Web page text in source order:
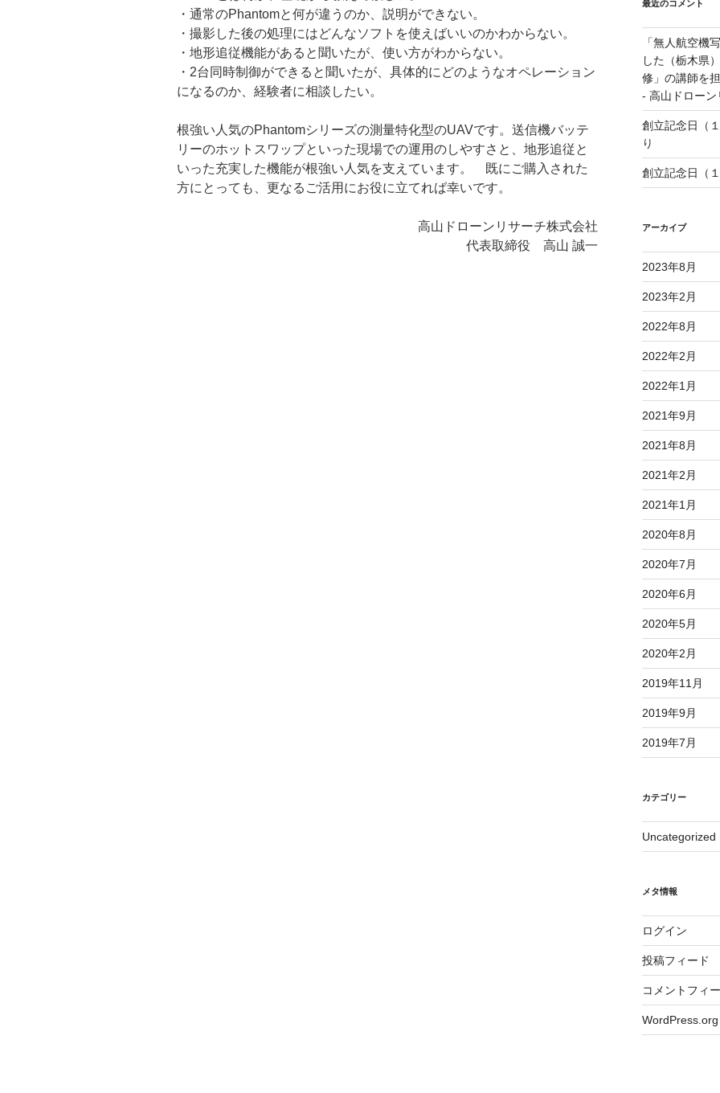
・通常のPhantomと何が違うのか、説明ができない。
・撮影した後の処理にはどんなソフトを使えばいいのかわからない。
・地形追従機能があると聞いたが、使い方がわからない。
・2台同時制御ができると聞いたが、具体的にどのようなオペレーション
になるのか、経験者に相談したい。
根強い人気のPhantomシリーズの測量特化型のUAVです。送信機バッテ
リーのホットスワップといった現場での運用のしやすさと、地形追従と
いった充実した機能が根強い人気を支えています。 既にご購入された
方にとっても、更なるご活用にお役に立てれば幸いです。
高山ドローンリサーチ株式会社
代表取締役 高山 誠一
最近のコメント
「無人航空機
した（栃木県）
修」の講師を
- 高山ドロー
創立記念日（
り
創立記念日（
アーカイブ
2023年8月
2023年2月
2022年8月
2022年2月
2022年1月
2021年9月
2021年8月
2021年2月
2021年1月
2020年8月
2020年7月
2020年6月
2020年5月
2020年2月
2019年11月
2019年9月
2019年7月
カテゴリー
Uncategorized
メタ情報
ログイン
投稿フィード
コメントフィ
WordPress.org